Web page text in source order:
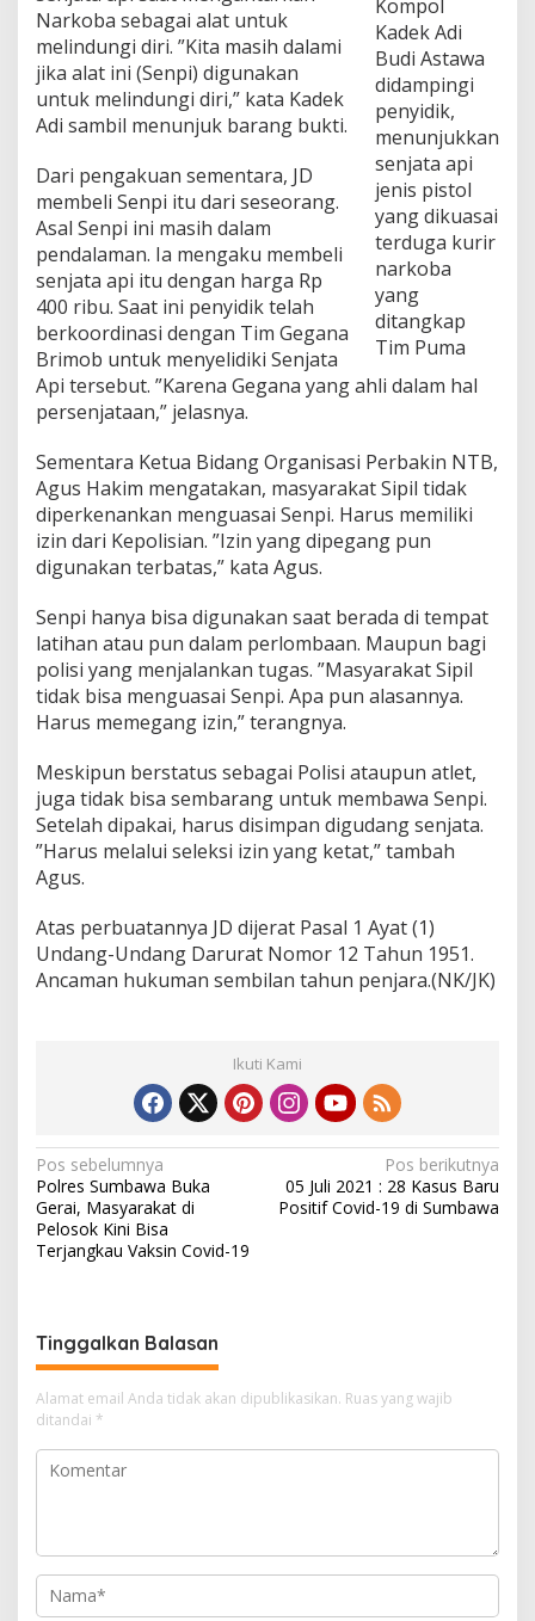
l
D
i
t
a
n
g
a
p
P
l
r
e
s
t
a
M
a
a
r
a
m
Kompol
Kadek Adi
Budi Astawa
didampingi
penyidik,
menunjukkan
senjata api
jenis pistol
yang dikuasai
terduga kurir
narkoba
yang
ditangkap
Tim Puma
Narkoba sebagai alat untuk
melindungi diri. ”Kita masih dalami
jika alat ini (Senpi) digunakan
untuk melindungi diri,” kata Kadek
Adi sambil menunjuk barang bukti.
Dari pengakuan sementara, JD
membeli Senpi itu dari seseorang.
Asal Senpi ini masih dalam
pendalaman. Ia mengaku membeli
senjata api itu dengan harga Rp
400 ribu. Saat ini penyidik telah
berkoordinasi dengan Tim Gegana
Brimob untuk menyelidiki Senjata
Api tersebut. ”Karena Gegana yang ahli dalam hal
persenjataan,” jelasnya.
Sementara Ketua Bidang Organisasi Perbakin NTB,
Agus Hakim mengatakan, masyarakat Sipil tidak
diperkenankan menguasai Senpi. Harus memiliki
izin dari Kepolisian. ”Izin yang dipegang pun
digunakan terbatas,” kata Agus.
Senpi hanya bisa digunakan saat berada di tempat
latihan atau pun dalam perlombaan. Maupun bagi
polisi yang menjalankan tugas. ”Masyarakat Sipil
tidak bisa menguasai Senpi. Apa pun alasannya.
Harus memegang izin,” terangnya.
Meskipun berstatus sebagai Polisi ataupun atlet,
juga tidak bisa sembarang untuk membawa Senpi.
Setelah dipakai, harus disimpan digudang senjata.
”Harus melalui seleksi izin yang ketat,” tambah
Agus.
Atas perbuatannya JD dijerat Pasal 1 Ayat (1)
Undang-Undang Darurat Nomor 12 Tahun 1951.
Ancaman hukuman sembilan tahun penjara.(NK/JK)
Ikuti Kami
N
a
v
i
a
s
i
p
o
Pos sebelumnya
Polres Sumbawa Buka
Gerai, Masyarakat di
Pelosok Kini Bisa
Terjangkau Vaksin Covid-19
Pos berikutnya
05 Juli 2021 : 28 Kasus Baru
Positif Covid-19 di Sumbawa
Tinggalkan Balasan
Alamat email Anda tidak akan dipublikasikan. Ruas yang wajib
ditandai *